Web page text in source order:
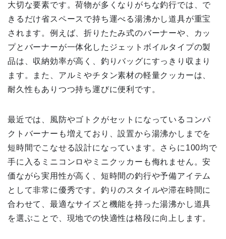
大切な要素です。荷物が多くなりがちな釣行では、で
きるだけ省スペースで持ち運べる湯沸かし道具が重宝
されます。例えば、折りたたみ式のバーナーや、カッ
プとバーナーが一体化したジェットボイルタイプの製
品は、収納効率が高く、釣りバッグにすっきり収まり
ます。また、アルミやチタン素材の軽量クッカーは、
耐久性もありつつ持ち運びに便利です。
最近では、風防やゴトクがセットになっているコンパ
クトバーナーも増えており、設置から湯沸かしまでを
短時間でこなせる設計になっています。さらに100均で
手に入るミニコンロやミニクッカーも侮れません。安
価ながら実用性が高く、短時間の釣行や予備アイテム
として非常に優秀です。釣りのスタイルや滞在時間に
合わせて、最適なサイズと機能を持った湯沸かし道具
を選ぶことで、現地での快適性は格段に向上します。